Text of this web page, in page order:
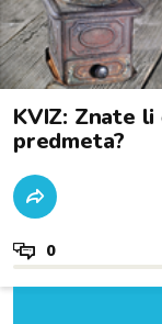
KVIZ: Znate
predmeta?
0